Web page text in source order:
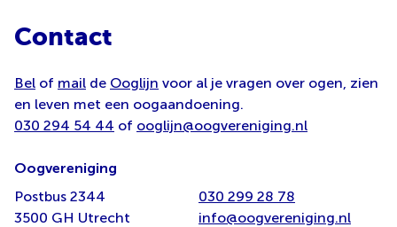
Contact
Bel of mail de Ooglijn voor al je vragen over ogen, zien
en leven met een oogaandoening.
030 294 54 44 of ooglijn@oogvereniging.nl
Oogvereniging
Postbus 2344
3500 GH Utrecht
030 299 28 78
info@oogvereniging.nl